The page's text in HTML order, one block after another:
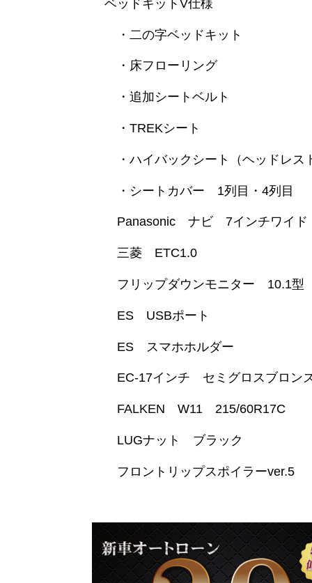
ベッドキットV仕様
・二の字ベッドキット
・床フローリング
・追加シートベルト
・TREKシート
・ハイバックシート（ヘッドレス
・シートカバー 1列目・4列目
Panasonic ナビ 7インチワイド
三菱 ETC1.0
フリップダウンモニター 10.1型
ES USBポート
ES スマホホルダー
EC-17インチ セミグロスブロ
FALKEN W11 215/60R17C
LUGナット ブラック
フロントリップスポイラーver.5